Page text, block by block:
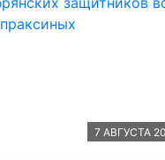
7 АВГУСТА